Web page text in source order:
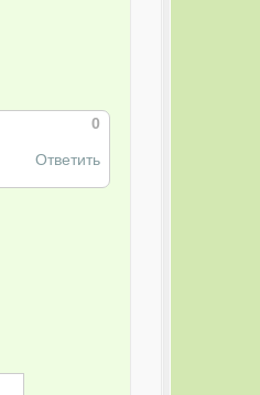
0
Ответить